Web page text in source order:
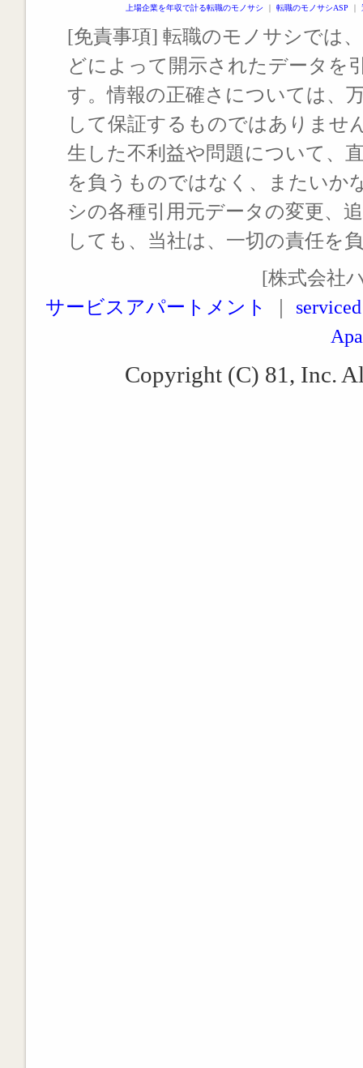
上場企業を年収で計る転職のモノサシ ｜ 転職のモノサシASP ｜
[免責事項] 転職のモノサシでは
どによって開示されたデータを
す。情報の正確さについては、
して保証するものではありませ
生した不利益や問題について、
を負うものではなく、またいか
シの各種引用元データの変更、
しても、当社は、一切の責任を
[株式会社
サービスアパートメント
Copyright (C) 81, Inc.